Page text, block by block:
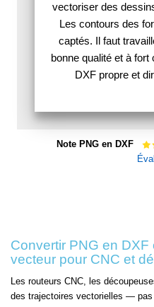
vectoriser des
Les contours des
captés. Il faut
bonne qualité et à
DXF propre et
Note PNG en DXF
Convertir PNG en
vecteur pour CNC et
Les routeurs CNC, les
des trajectoires vectorielles —